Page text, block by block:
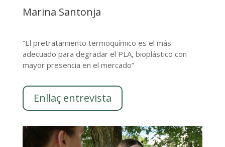
Marina Santonja
“El pretratamiento termoquímico es el más
adecuado para degradar el PLA, bioplástico con
mayor presencia en el mercado”
Enllaç entrevista